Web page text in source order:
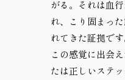
がる。それは血
れ、こり固まっ
れてきた証拠です
この感覚に出会
たは正しいステ